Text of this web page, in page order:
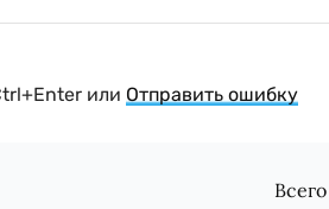
или Отправить ошибку